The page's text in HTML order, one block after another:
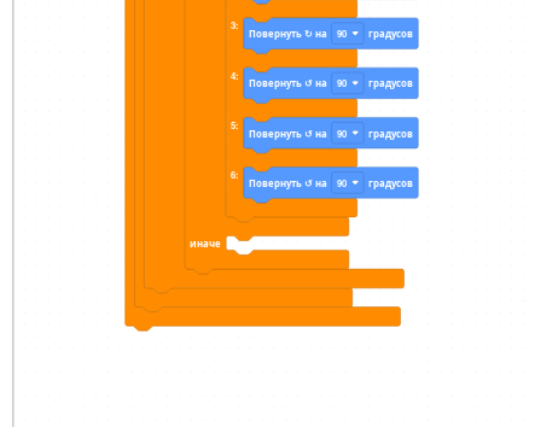
Повернуть ↻ на 90 градусов
Повернуть ↺ на 90 градусов
Повернуть ↺ на 90 градусов
Повернуть ↺ на 90 градусов
3:
4:
5:
6:
иначе